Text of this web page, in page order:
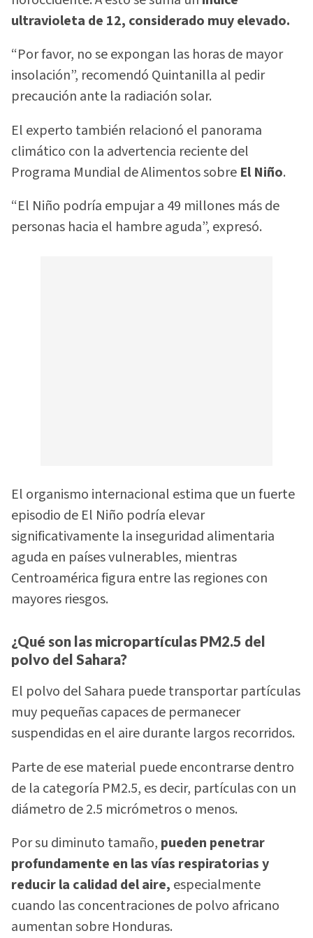
ultravioleta de 12, considerado muy elevado.
“Por favor, no se expongan las horas de mayor
insolación”, recomendó Quintanilla al pedir
precaución ante la radiación solar.
El experto también relacionó el panorama
climático con la advertencia reciente del
Programa Mundial de Alimentos sobre El Niño.
“El Niño podría empujar a 49 millones más de
personas hacia el hambre aguda”, expresó.
El organismo internacional estima que un fuerte
episodio de El Niño podría elevar
significativamente la inseguridad alimentaria
aguda en países vulnerables, mientras
Centroamérica figura entre las regiones con
mayores riesgos.
¿Qué son las micropartículas PM2.5 del
polvo del Sahara?
El polvo del Sahara puede transportar partículas
muy pequeñas capaces de permanecer
suspendidas en el aire durante largos recorridos.
Parte de ese material puede encontrarse dentro
de la categoría PM2.5, es decir, partículas con un
diámetro de 2.5 micrómetros o menos.
Por su diminuto tamaño, pueden penetrar
profundamente en las vías respiratorias y
reducir la calidad del aire, especialmente
cuando las concentraciones de polvo africano
aumentan sobre Honduras.